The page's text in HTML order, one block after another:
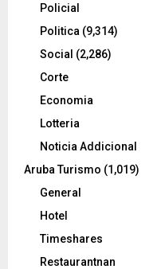
Policial
Politica (9,314)
Social (2,286)
Corte
Economia
Lotteria
Noticia Addicional
Aruba Turismo (1,019)
General
Hotel
Timeshares
Restaurantnan